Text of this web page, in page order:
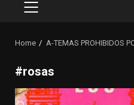
Primary
Home A-TEMAS PROHIBIDOS
#rosas